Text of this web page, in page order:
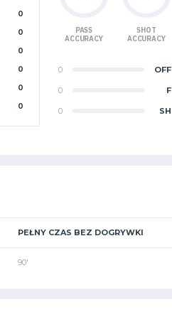
0
0
0
0
0
0
PASS
ACCURACY
SHOT
ACCURACY
0 OFF
0 F
0 SH
PEŁNY CZAS BEZ DOGRYWKI
90'